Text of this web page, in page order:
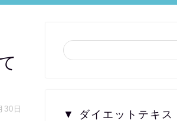
日
▼ ダイエットテキス